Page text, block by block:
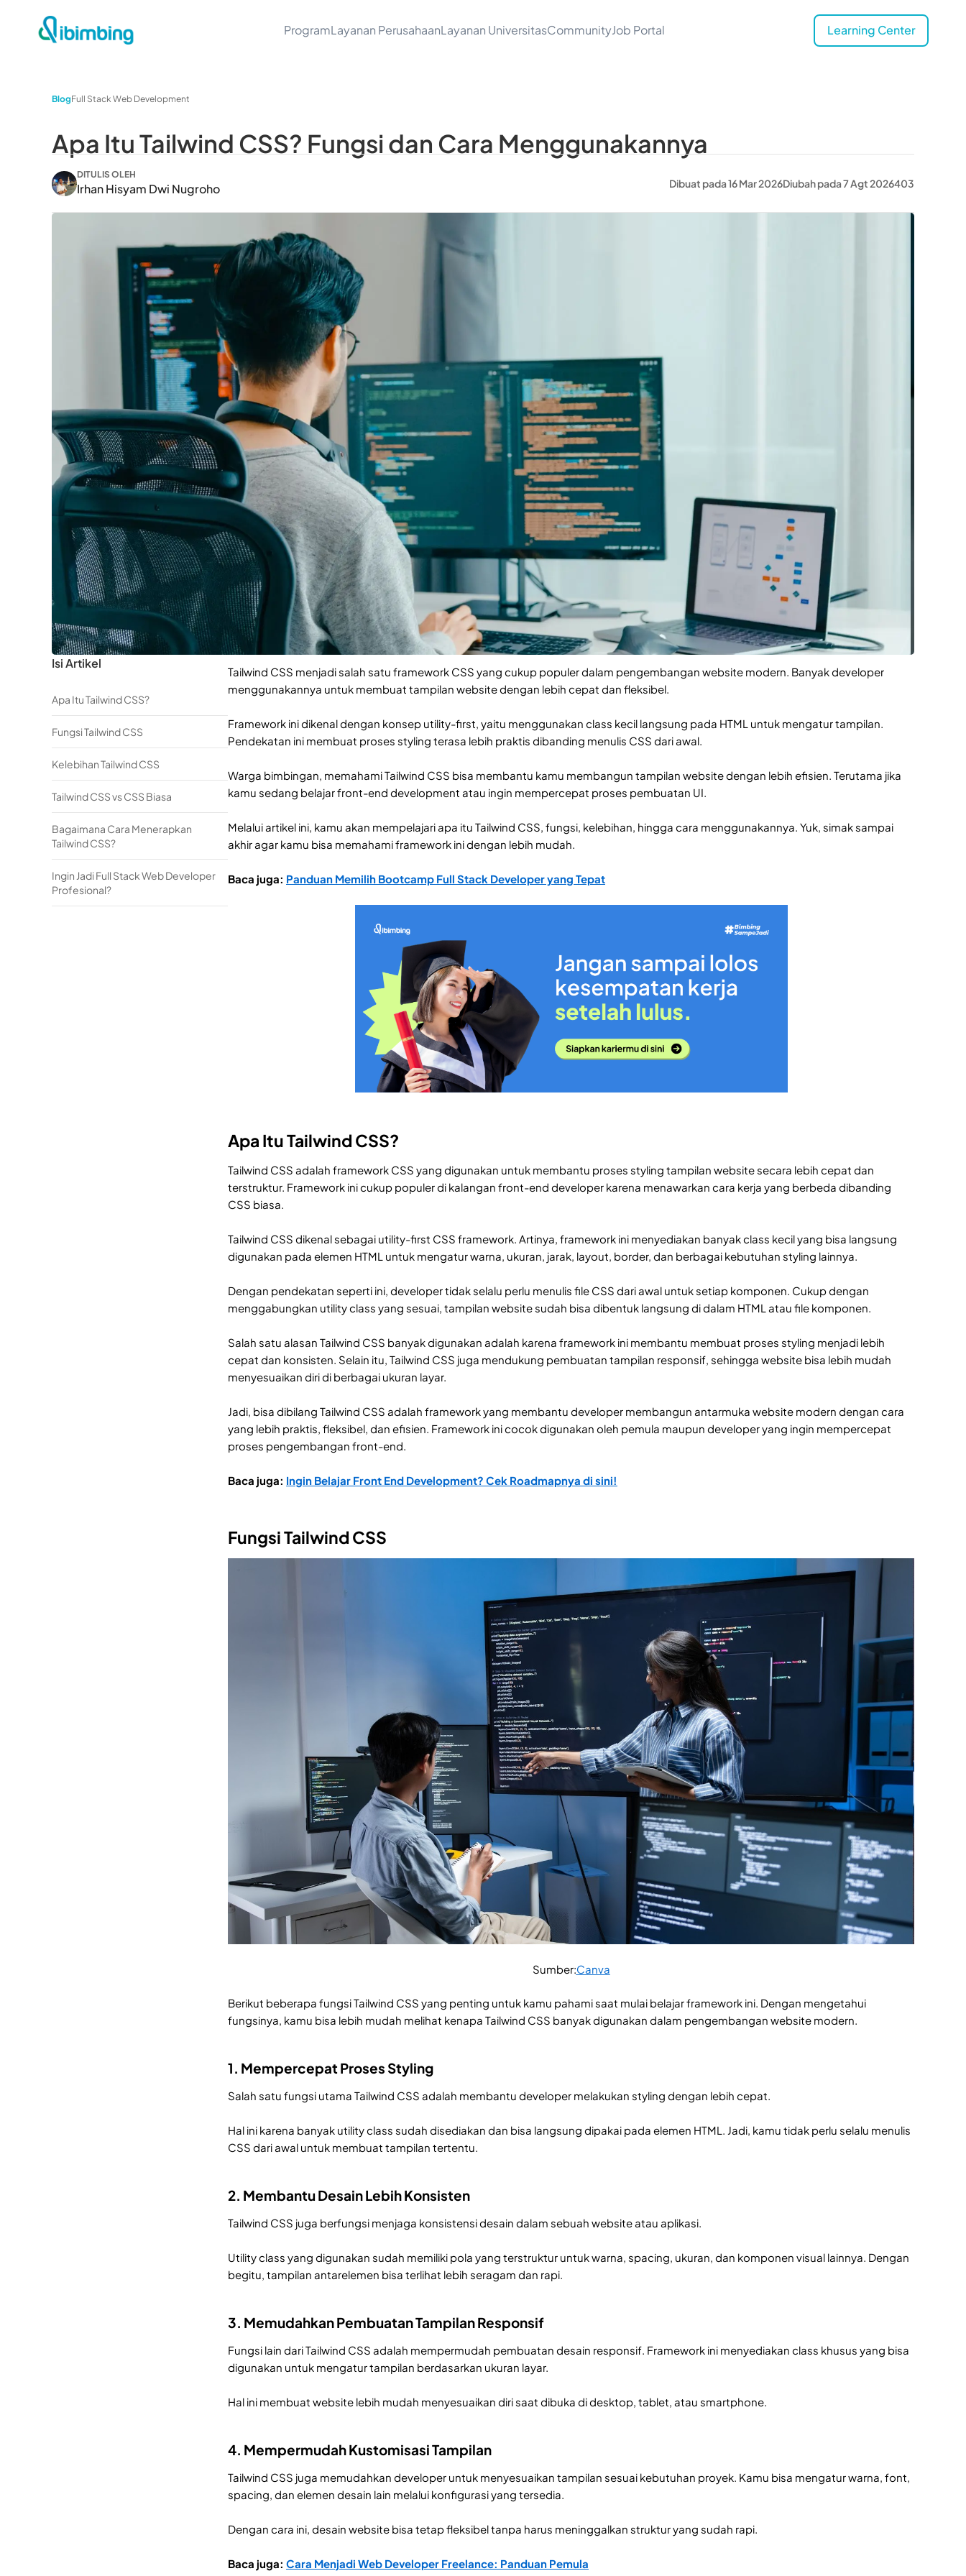
ProgramLayanan PerusahaanLayanan UniversitasCommunityJob Portal Learning Center
BlogFull Stack Web Development
Apa Itu Tailwind CSS? Fungsi dan Cara Menggunakannya
DITULIS OLEH
Irhan Hisyam Dwi Nugroho Dibuat pada 16 Mar 2026Diubah pada 7 Agt 2026403
Isi Artikel
Apa Itu Tailwind CSS?
Fungsi Tailwind CSS
Kelebihan Tailwind CSS
Tailwind CSS vs CSS Biasa
Bagaimana Cara Menerapkan
Tailwind CSS?
Ingin Jadi Full Stack Web Developer
Profesional?
Tailwind CSS menjadi salah satu framework CSS yang cukup populer dalam pengembangan website modern. Banyak developer
menggunakannya untuk membuat tampilan website dengan lebih cepat dan fleksibel.
Framework ini dikenal dengan konsep utility-first, yaitu menggunakan class kecil langsung pada HTML untuk mengatur tampilan.
Pendekatan ini membuat proses styling terasa lebih praktis dibanding menulis CSS dari awal.
Warga bimbingan, memahami Tailwind CSS bisa membantu kamu membangun tampilan website dengan lebih efisien. Terutama jika
kamu sedang belajar front-end development atau ingin mempercepat proses pembuatan UI.
Melalui artikel ini, kamu akan mempelajari apa itu Tailwind CSS, fungsi, kelebihan, hingga cara menggunakannya. Yuk, simak sampai
akhir agar kamu bisa memahami framework ini dengan lebih mudah.
Baca juga: Panduan Memilih Bootcamp Full Stack Developer yang Tepat
Apa Itu Tailwind CSS?
Tailwind CSS adalah framework CSS yang digunakan untuk membantu proses styling tampilan website secara lebih cepat dan
terstruktur. Framework ini cukup populer di kalangan front-end developer karena menawarkan cara kerja yang berbeda dibanding
CSS biasa.
Tailwind CSS dikenal sebagai utility-first CSS framework. Artinya, framework ini menyediakan banyak class kecil yang bisa langsung
digunakan pada elemen HTML untuk mengatur warna, ukuran, jarak, layout, border, dan berbagai kebutuhan styling lainnya.
Dengan pendekatan seperti ini, developer tidak selalu perlu menulis file CSS dari awal untuk setiap komponen. Cukup dengan
menggabungkan utility class yang sesuai, tampilan website sudah bisa dibentuk langsung di dalam HTML atau file komponen.
Salah satu alasan Tailwind CSS banyak digunakan adalah karena framework ini membantu membuat proses styling menjadi lebih
cepat dan konsisten. Selain itu, Tailwind CSS juga mendukung pembuatan tampilan responsif, sehingga website bisa lebih mudah
menyesuaikan diri di berbagai ukuran layar.
Jadi, bisa dibilang Tailwind CSS adalah framework yang membantu developer membangun antarmuka website modern dengan cara
yang lebih praktis, fleksibel, dan efisien. Framework ini cocok digunakan oleh pemula maupun developer yang ingin mempercepat
proses pengembangan front-end.
Baca juga: Ingin Belajar Front End Development? Cek Roadmapnya di sini!
Fungsi Tailwind CSS
Sumber:Canva
Berikut beberapa fungsi Tailwind CSS yang penting untuk kamu pahami saat mulai belajar framework ini. Dengan mengetahui
fungsinya, kamu bisa lebih mudah melihat kenapa Tailwind CSS banyak digunakan dalam pengembangan website modern.
1. Mempercepat Proses Styling
Salah satu fungsi utama Tailwind CSS adalah membantu developer melakukan styling dengan lebih cepat.
Hal ini karena banyak utility class sudah disediakan dan bisa langsung dipakai pada elemen HTML. Jadi, kamu tidak perlu selalu menulis
CSS dari awal untuk membuat tampilan tertentu.
2. Membantu Desain Lebih Konsisten
Tailwind CSS juga berfungsi menjaga konsistensi desain dalam sebuah website atau aplikasi.
Utility class yang digunakan sudah memiliki pola yang terstruktur untuk warna, spacing, ukuran, dan komponen visual lainnya. Dengan
begitu, tampilan antarelemen bisa terlihat lebih seragam dan rapi.
3. Memudahkan Pembuatan Tampilan Responsif
Fungsi lain dari Tailwind CSS adalah mempermudah pembuatan desain responsif. Framework ini menyediakan class khusus yang bisa
digunakan untuk mengatur tampilan berdasarkan ukuran layar.
Hal ini membuat website lebih mudah menyesuaikan diri saat dibuka di desktop, tablet, atau smartphone.
4. Mempermudah Kustomisasi Tampilan
Tailwind CSS juga memudahkan developer untuk menyesuaikan tampilan sesuai kebutuhan proyek. Kamu bisa mengatur warna, font,
spacing, dan elemen desain lain melalui konfigurasi yang tersedia.
Dengan cara ini, desain website bisa tetap fleksibel tanpa harus meninggalkan struktur yang sudah rapi.
Baca juga: Cara Menjadi Web Developer Freelance: Panduan Pemula